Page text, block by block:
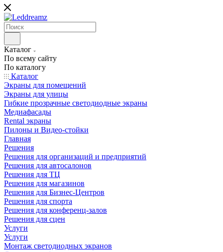
Каталог
По всему сайту
По каталогу
Каталог
Экраны для помещений
Экраны для улицы
Гибкие прозрачные светодиодные экраны
Медиафасады
Rental экраны
Пилоны и Видео-стойки
Главная
Решения
Решения для организаций и предприятий
Решения для автосалонов
Решения для ТЦ
Решения для магазинов
Решения для Бизнес-Центров
Решения для спорта
Решения для конференц-залов
Решения для сцен
Услуги
Услуги
Монтаж светодиодных экранов